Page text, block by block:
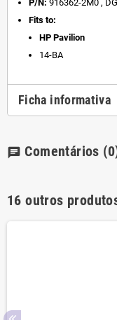
P/N: 916362-2M0 ,
Fits to:
HP Pavilion
14-BA
Ficha informativa
chat Comentários
16 outros